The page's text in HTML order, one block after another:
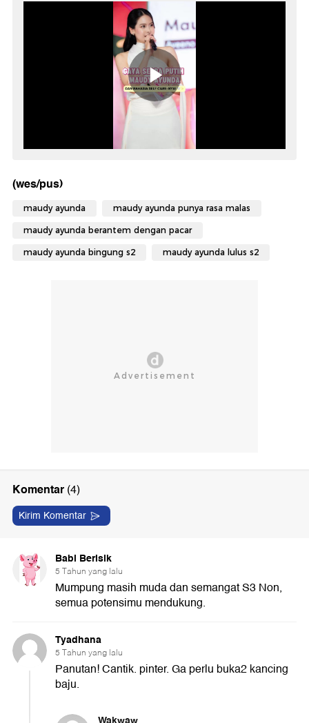
(wes/pus)
maudy ayunda maudy ayunda punya rasa malas
maudy ayunda berantem dengan pacar
maudy ayunda bingung s2 maudy ayunda lulus s2